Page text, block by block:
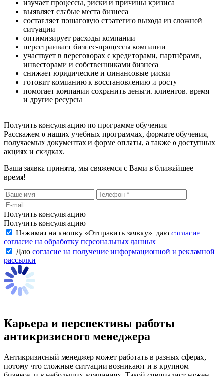
изучает процессы, риски и причины кризиса
выявляет слабые места бизнеса
составляет пошаговую стратегию выхода из сложной
ситуации
оптимизирует расходы компании
перестраивает бизнес-процессы компании
участвует в переговорах с кредиторами, партнёрами,
инвесторами и собственниками бизнеса
снижает юридические и финансовые риски
готовит компанию к восстановлению и росту
помогает компании сохранить деньги, клиентов, время
и другие ресурсы
Получить консультацию по программе обучения
Расскажем о наших учебных программах, формате обучения,
получаемых документах и форме оплаты, а также о доступных
акциях и скидках.
Ваша заявка принята, мы свяжемся с Вами в ближайшее
время!
Получить консультацию
Получить консультацию
Нажимая на кнопку «Отправить заявку», даю согласие
согласие на обработку персональных данных
Даю согласие на получение информационной и рекламной
рассылки
Карьера и перспективы работы
антикризисного менеджера
Антикризисный менеджер может работать в разных сферах,
потому что сложные ситуации возникают и в крупном